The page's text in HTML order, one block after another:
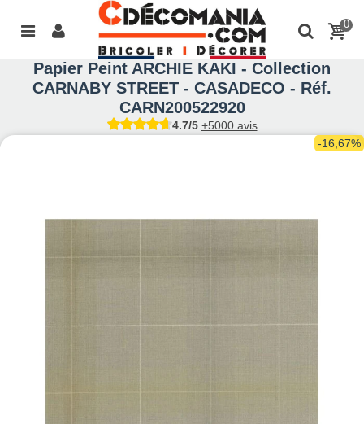
0
Papier Peint ARCHIE KAKI - Collection
CARNABY STREET - CASADECO - Réf.
CARN200522920
4.7/5 +5000 avis
-16,67%